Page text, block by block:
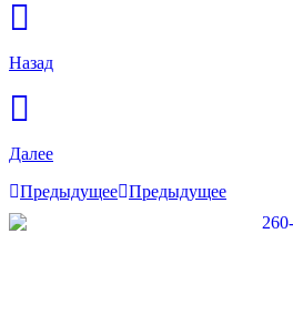
Назад
Далее
Предыдущее Предыдущее